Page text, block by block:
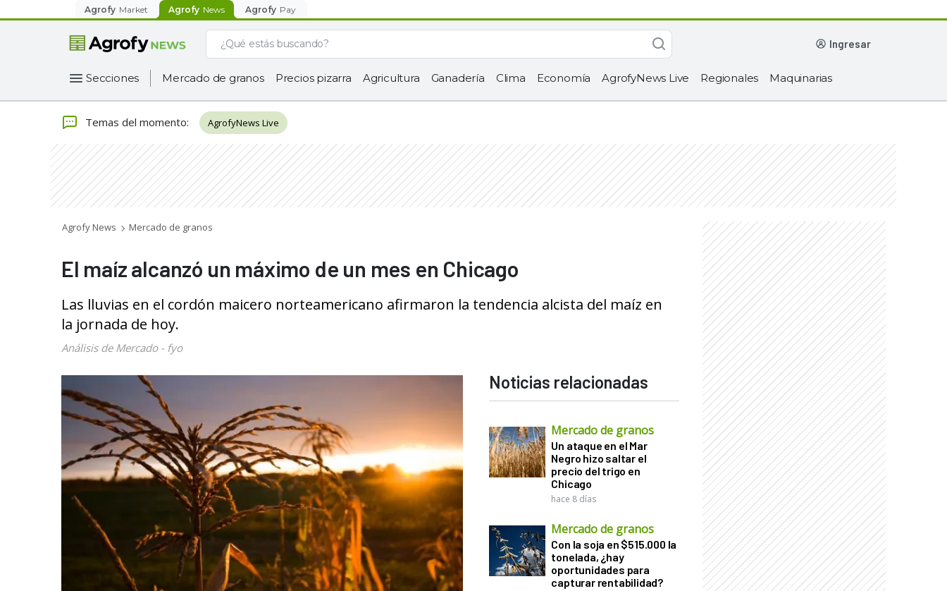
Agrofy Market Agrofy News Agrofy Pay
ingresar
Secciones Mercado de granos Precios pizarra Agricultura Ganadería Clima Economía AgrofyNews Live Regionales Maquinarias
Temas del momento: AgrofyNews Live
Agrofy News Mercado de granos
El maíz alcanzó un máximo de un mes en Chicago
Las lluvias en el cordón maicero norteamericano afirmaron la tendencia alcista del maíz en
la jornada de hoy.
Análisis de Mercado - fyo
Noticias relacionadas
Mercado de granos
Un ataque en el Mar
Negro hizo saltar el
precio del trigo en
Chicago
hace 8 días
Mercado de granos
Con la soja en $515.000 la
tonelada, ¿hay
oportunidades para
capturar rentabilidad?